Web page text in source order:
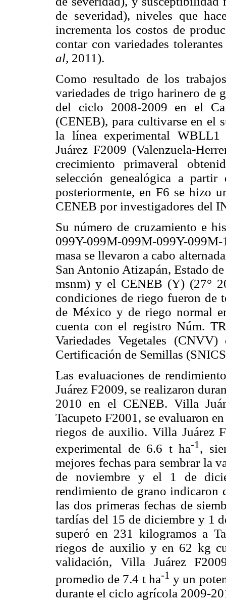
de severidad), niveles que
incrementa los costos de
contar con variedades
al, 2011).
Como resultado de los
variedades de trigo harinero de
del ciclo 2008-2009 en el
(CENEB), para cultivarse en el
la línea experimental
Juárez F2009 (Valenzuela-
crecimiento primaveral
selección genealógica a
posteriormente, en F6 se hizo
CENEB por investigadores del
Su número de cruzamiento e
099Y-099M-099M-099Y-099M-
masa se llevaron a cabo
San Antonio Atizapán, Estado
msnm) y el CENEB (Y) (27°
condiciones de riego fueron de
de México y de riego normal
cuenta con el registro Núm.
Variedades Vegetales
Certificación de Semillas
Las evaluaciones de
Juárez F2009, se realizaron
2010 en el CENEB. Villa
Tacupeto F2001, se evaluaron
riegos de auxilio. Villa Juárez
experimental de 6.6 t ha-1 ,
mejores fechas para sembrar la
de noviembre y el 1 de
rendimiento de grano indicaron
las dos primeras fechas de
tardías del 15 de diciembre y 1
superó en 231 kilogramos a
riegos de auxilio y en 62 kg
validación, Villa Juárez
promedio de 7.4 t ha-1 y un
durante el ciclo agrícola 2009-